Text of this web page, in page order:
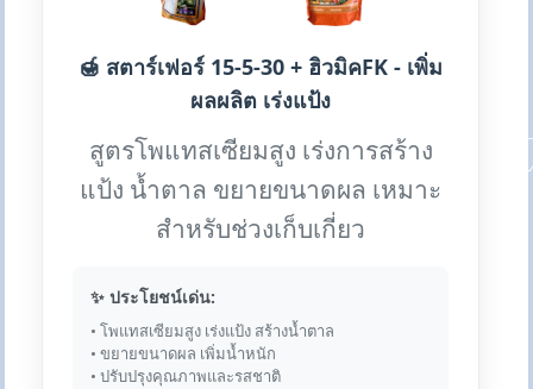
🍯 สตาร์เฟอร์ 15-5-30 + ฮิวมิคFK - เพิ่ม
ผลผลิต เร่งแป้ง
สูตรโพแทสเซียมสูง เร่งการสร้าง
แป้ง น้ำตาล ขยายขนาดผล เหมาะ
สำหรับช่วงเก็บเกี่ยว
✨ ประโยชน์เด่น:
• โพแทสเซียมสูง เร่งแป้ง สร้างน้ำตาล
• ขยายขนาดผล เพิ่มน้ำหนัก
• ปรับปรุงคุณภาพและรสชาติ